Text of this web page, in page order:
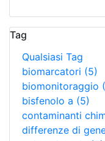
Tag
Qualsiasi Tag
biomarcatori (5)
biomonitoraggio
bisfenolo a (5)
contaminanti
differenze di